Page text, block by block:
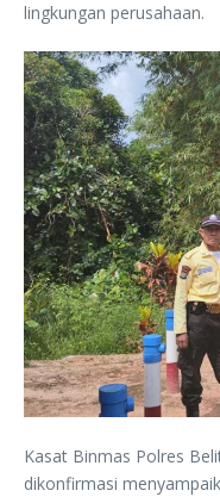
lingkungan perusahaan.
Kasat Binmas Polres
dikonfirmasi